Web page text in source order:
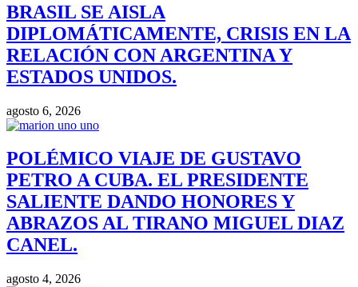
BRASIL SE AISLA
DIPLOMÁTICAMENTE, CRISIS EN LA
RELACIÓN CON ARGENTINA Y
ESTADOS UNIDOS.
agosto 6, 2026
POLÉMICO VIAJE DE GUSTAVO
PETRO A CUBA. EL PRESIDENTE
SALIENTE DANDO HONORES Y
ABRAZOS AL TIRANO MIGUEL DIAZ
CANEL.
agosto 4, 2026